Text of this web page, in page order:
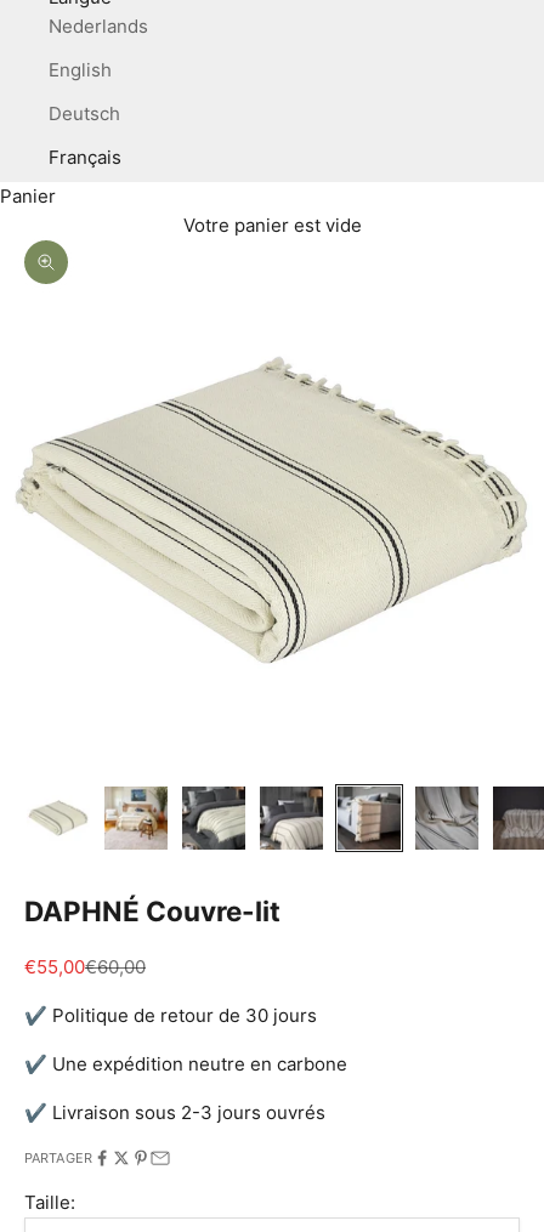
Nederlands
English
Deutsch
Français
Panier
Votre panier est vide
Zoomer sur l'image
DAPHNÉ Couvre-lit
Prix de vente
€55,00Prix normal
€60,00
✔ Politique de retour de 30 jours
✔ Une expédition neutre en carbone
✔ Livraison sous 2-3 jours ouvrés
PARTAGER
Taille: